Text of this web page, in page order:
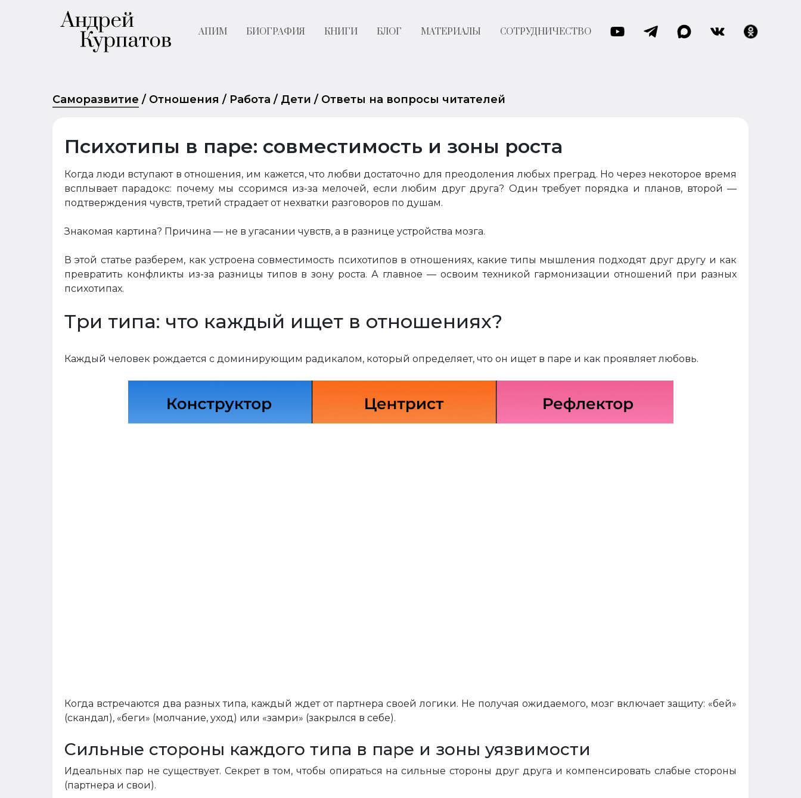
АПИМ БИОГРАФИЯ КНИГИ БЛОГ МАТЕРИАЛЫ СОТРУДНИЧЕСТВО
Саморазвитие / Отношения / Работа / Дети / Ответы на вопросы читателей
Психотипы в паре: совместимость и зоны роста
Когда люди вступают в отношения, им кажется, что любви достаточно для преодоления любых преград. Но через некоторое время
всплывает парадокс: почему мы ссоримся из-за мелочей, если любим друг друга? Один требует порядка и планов, второй —
подтверждения чувств, третий страдает от нехватки разговоров по душам.
Знакомая картина? Причина — не в угасании чувств, а в разнице устройства мозга.
В этой статье разберем, как устроена совместимость психотипов в отношениях, какие типы мышления подходят друг другу и как
превратить конфликты из-за разницы типов в зону роста. А главное — освоим техникой гармонизации отношений при разных
психотипах.
Три типа: что каждый ищет в отношениях?
Каждый человек рождается с доминирующим радикалом, который определяет, что он ищет в паре и как проявляет любовь.
Когда встречаются два разных типа, каждый ждет от партнера своей логики. Не получая ожидаемого, мозг включает защиту: «бей»
(скандал), «беги» (молчание, уход) или «замри» (закрылся в себе).
Сильные стороны каждого типа в паре и зоны уязвимости
Идеальных пар не существует. Секрет в том, чтобы опираться на сильные стороны друг друга и компенсировать слабые стороны
(партнера и свои).